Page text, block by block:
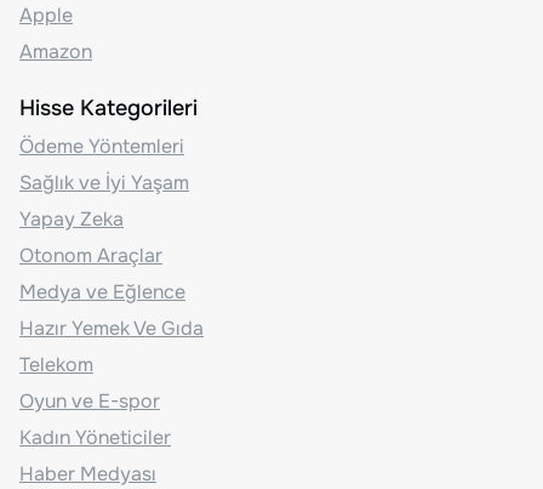
Apple
Amazon
Hisse Kategorileri
Ödeme Yöntemleri
Sağlık ve İyi Yaşam
Yapay Zeka
Otonom Araçlar
Medya ve Eğlence
Hazır Yemek Ve Gıda
Telekom
Oyun ve E-spor
Kadın Yöneticiler
Haber Medyası